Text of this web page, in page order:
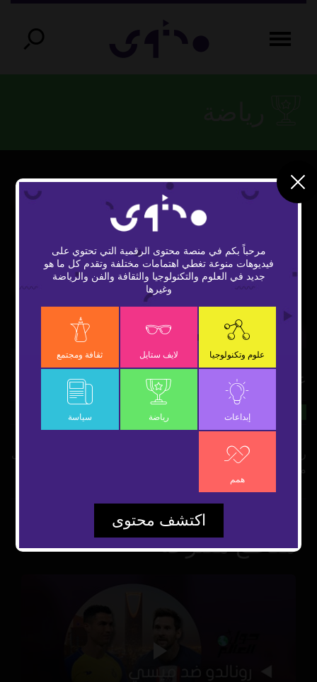
Play
Video
عطّار الأرجنتين
20 ديسمبر 2022
رفضوه بسبب قصر قامته واستخسروا الاستثمار فيه.. قصة ليونيل
ميسي التي كادت تنتهي قبل أن تبدأ
مقاطع مقترحة
مرحباً بكم في منصة محتوى الرقمية التي تحتوي على
فيديوهات منوعة تغطي اهتمامات مختلفة وتقدم كل ما هو
جديد في العلوم والتكنولوجيا والثقافة والفن والرياضة
وغيرها
علوم وتكنولوجيا لايف ستايل ثقافة ومجتمع
إبداعات رياضة سياسة
همم
اكتشف محتوى